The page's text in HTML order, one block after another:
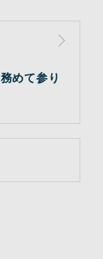
めて参り